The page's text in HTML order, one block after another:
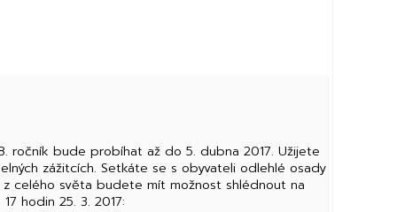
ročník bude probíhat až do 5. dubna 2017. Užijete
zážitcích. Setkáte se s obyvateli odlehlé osady
celého světa budete mít možnost shlédnout na
hodin 25. 3. 2017: